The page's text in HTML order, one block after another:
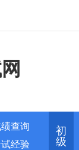
绩查询
经验
初
级